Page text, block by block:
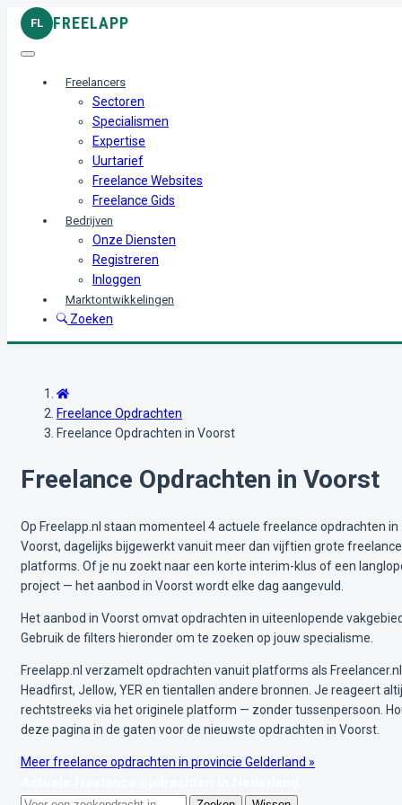
FL FREELAPP
Freelancers
Sectoren
Specialismen
Expertise
Uurtarief
Freelance Websites
Freelance Gids
Bedrijven
Onze Diensten
Registreren
Inloggen
Marktontwikkelingen
Zoeken
Freelance Opdrachten
Freelance Opdrachten in Voorst
Freelance Opdrachten in Voorst
Op Freelapp.nl staan momenteel 4 actuele freelance opdrachten in
Voorst, dagelijks bijgewerkt vanuit meer dan vijftien grote freelance
platforms. Of je nu zoekt naar een korte interim-klus of een
project — het aanbod in Voorst wordt elke dag aangevuld.
Het aanbod in Voorst omvat opdrachten in uiteenlopende
Gebruik de filters hieronder om te zoeken op jouw specialisme.
Freelapp.nl verzamelt opdrachten vanuit platforms als
Headfirst, Jellow, YER en tientallen andere bronnen. Je reageert
rechtstreeks via het originele platform — zonder tussenpersoon.
deze pagina in de gaten voor de nieuwste opdrachten in Voorst.
Meer freelance opdrachten in provincie Gelderland »